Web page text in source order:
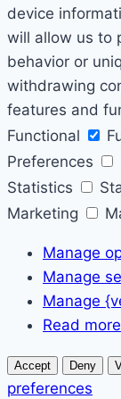
device
will allow us to
behavior or
withdrawing
features and
Functional
Preferences
Statistics
Marketing
Manage
Manage
Manage
Read
Accept Deny
preferences